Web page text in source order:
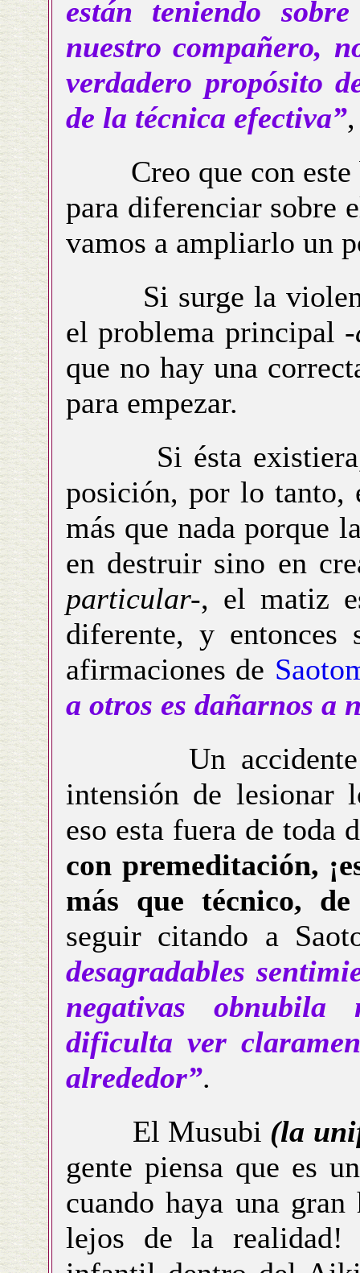
están teniendo
nuestro compañero,
verdadero propósito
de la técnica efectiva”
Creo que con este
para diferenciar sobre
vamos a ampliarlo un
Si surge la
el problema principal
que no hay una
para empezar.
Si ésta existiera,
posición, por lo tanto,
más que nada porque
en destruir sino en
particular-, el matiz
diferente, y entonces
afirmaciones de
a otros es dañarnos a
Un accidente
intensión de lesionar
eso esta fuera de toda
con premeditación,
más que técnico,
seguir citando a
desagradables
negativas
dificulta ver
alrededor”.
El Musubi (la
gente piensa que es
cuando haya una
lejos de la realidad!